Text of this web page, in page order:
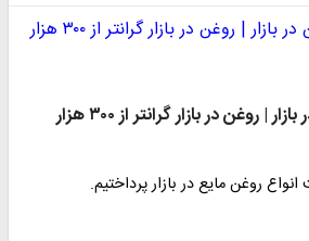
تازه ترین قیمت روغن در بازار | روغن در بازار گرانتر از ۳۰۰ هزار
روغن مایع در بازار پرداختیم.